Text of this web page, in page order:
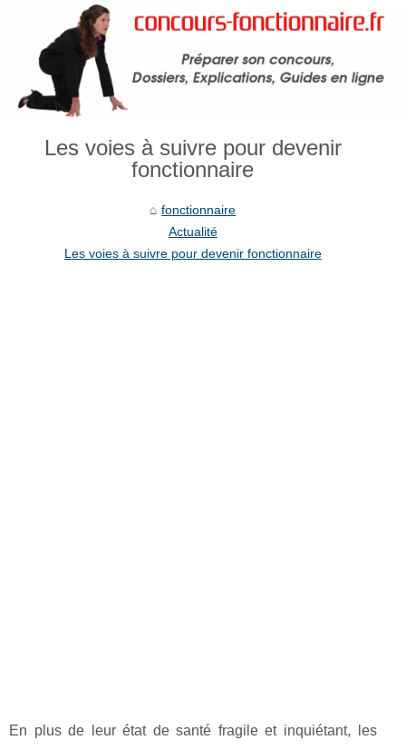
Les voies à suivre pour devenir
fonctionnaire
fonctionnaire
Actualité
Les voies à suivre pour devenir fonctionnaire
En plus de leur état de santé fragile et inquiétant, les